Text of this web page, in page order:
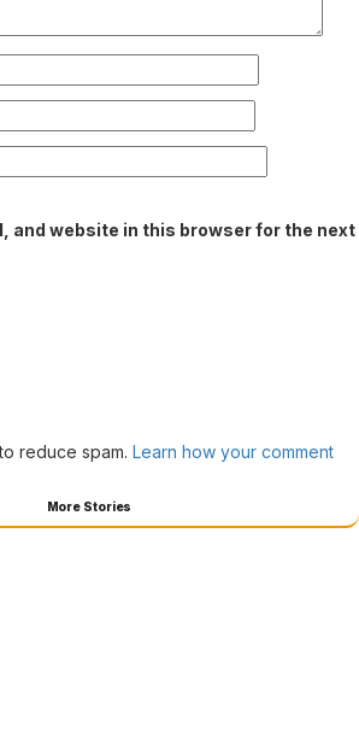
and website in this browser for the next
reduce spam. Learn how your comment
More Stories